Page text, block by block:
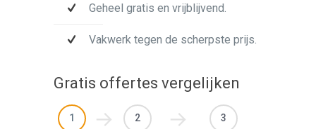
Geheel gratis en vrijblijvend.
Vakwerk tegen de scherpste prijs.
Gratis offertes vergelijken
1 2 3